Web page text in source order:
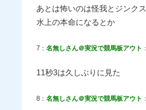
あとは怖いのは怪我とジンク
水上の本命になるとか
7： 名無しさん＠実況で競馬板アウト
11秒3は久しぶりに見た
8： 名無しさん＠実況で競馬板アウト